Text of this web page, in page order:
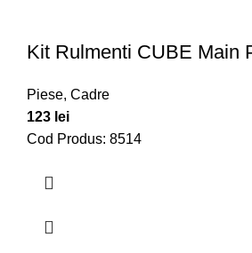
Kit Rulmenti CUBE Main
Piese, Cadre
123 lei
Cod Produs: 8514